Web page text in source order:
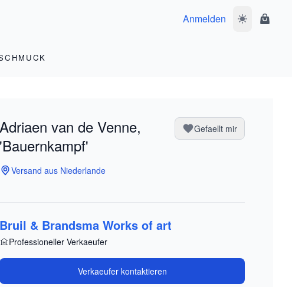
Anmelden
Adriaen van de Venne,
'Bauernkampf'
Gefaellt mir
Versand aus Niederlande
Bruil & Brandsma Works of art
Professioneller Verkaeufer
Verkaeufer kontaktieren